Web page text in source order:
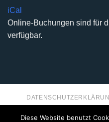
iCal
Online-Buchungen sind für
verfügbar.
Diese Website benutzt